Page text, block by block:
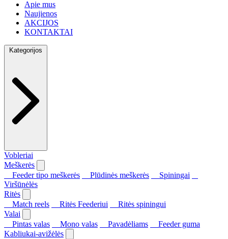
Apie mus
Naujienos
AKCIJOS
KONTAKTAI
Kategorijos
Vobleriai
Meškerės
Feeder tipo meškerės
Plūdinės meškerės
Spiningai
Viršūnėlės
Ritės
Match reels
Ritės Feederiui
Ritės spiningui
Valai
Pintas valas
Mono valas Pavadėliams
Feeder guma
Kabliukai-avižėlės